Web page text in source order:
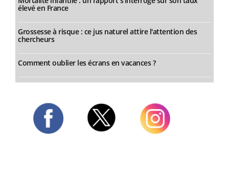
élevé en France
Grossesse à risque : ce jus naturel attire l'attention des
chercheurs
Comment oublier les écrans en vacances ?